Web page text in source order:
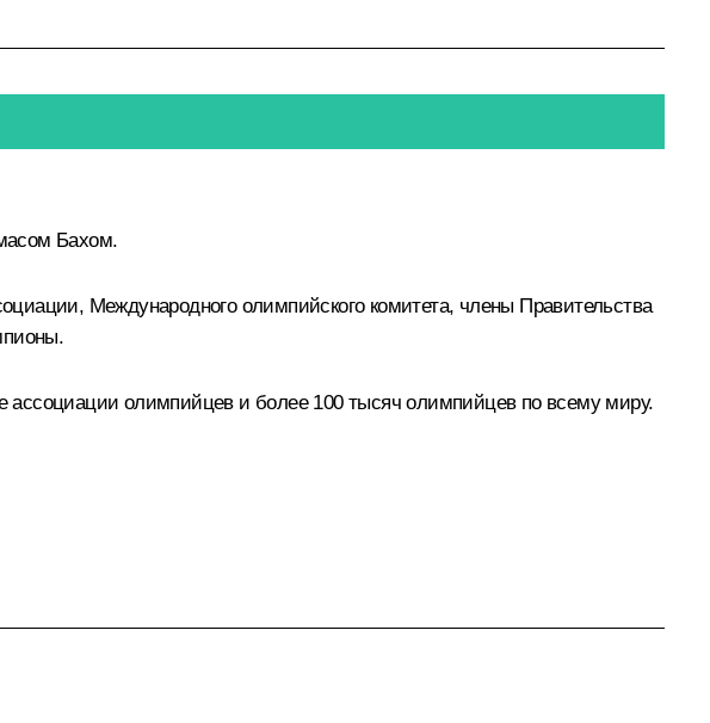
Бахом.
Международного олимпийского комитета, члены Правительства
ассоциации олимпийцев и более 100 тысяч олимпийцев по всему миру.